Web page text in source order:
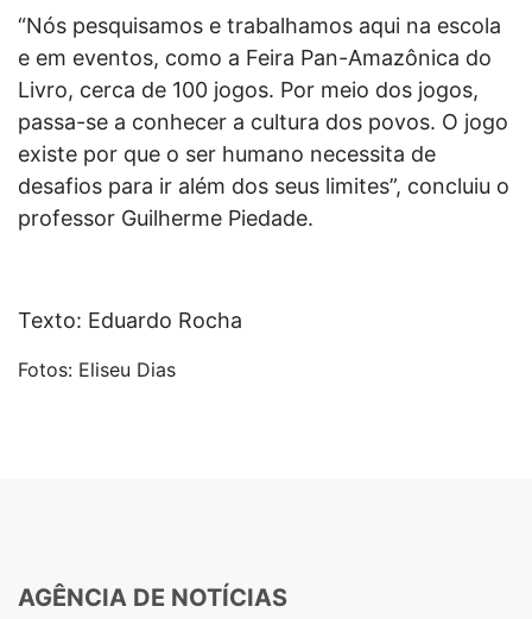
“Nós pesquisamos e trabalhamos aqui na escola
e em eventos, como a Feira Pan-Amazônica do
Livro, cerca de 100 jogos. Por meio dos jogos,
passa-se a conhecer a cultura dos povos. O jogo
existe por que o ser humano necessita de
desafios para ir além dos seus limites”, concluiu o
professor Guilherme Piedade.
Texto: Eduardo Rocha
Fotos: Eliseu Dias
AGÊNCIA DE NOTÍCIAS